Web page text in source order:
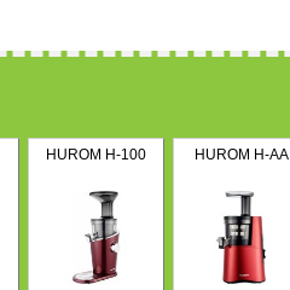
HUROM H-100 HUROM H-AA